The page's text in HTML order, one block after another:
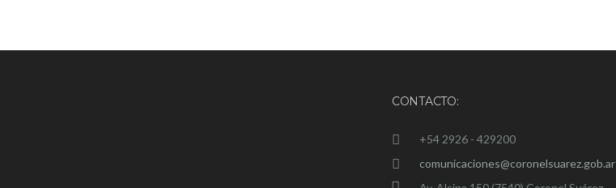
CONTACTO:
+54 2926 - 429200
comunicaciones@coronelsuarez.gob.ar